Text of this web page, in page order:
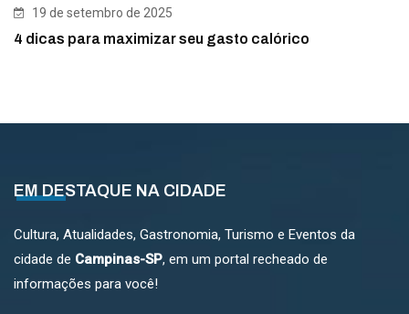
19 de setembro de 2025
4 dicas para maximizar seu gasto calórico
EM DESTAQUE NA CIDADE
Cultura, Atualidades, Gastronomia, Turismo e Eventos da
cidade de Campinas-SP, em um portal recheado de
informações para você!